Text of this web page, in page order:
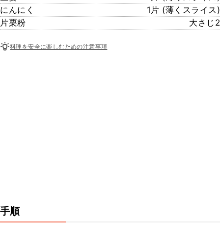
にんにく
1片 (薄くスライス)
片栗粉
大さじ2
料理を安全に楽しむための注意事項
手順